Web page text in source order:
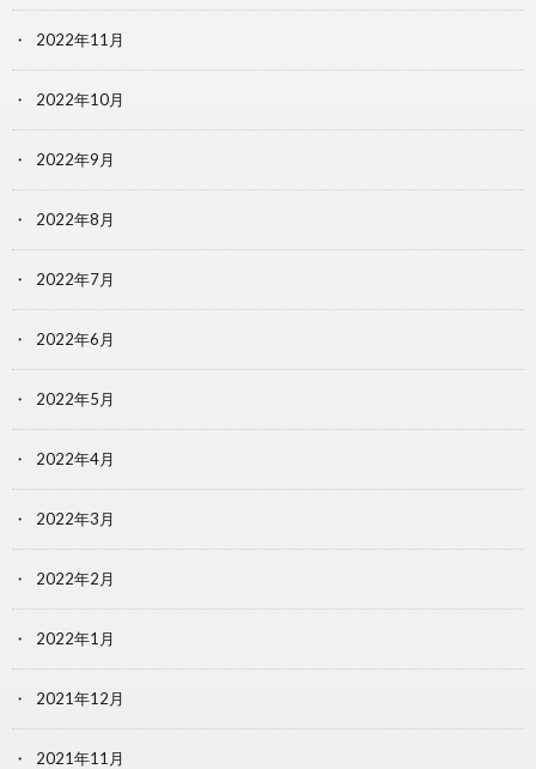
2022年11月
2022年10月
2022年9月
2022年8月
2022年7月
2022年6月
2022年5月
2022年4月
2022年3月
2022年2月
2022年1月
2021年12月
2021年11月